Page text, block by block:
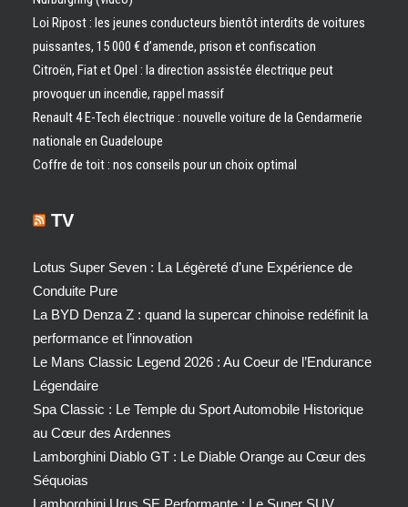
Loi Ripost : les jeunes conducteurs bientôt interdits de voitures
puissantes, 15 000 € d’amende, prison et confiscation
Citroën, Fiat et Opel : la direction assistée électrique peut
provoquer un incendie, rappel massif
Renault 4 E-Tech électrique : nouvelle voiture de la Gendarmerie
nationale en Guadeloupe
Coffre de toit : nos conseils pour un choix optimal
TV
Lotus Super Seven : La Légèreté d’une Expérience de
Conduite Pure
La BYD Denza Z : quand la supercar chinoise redéfinit la
performance et l’innovation
Le Mans Classic Legend 2026 : Au Coeur de l’Endurance
Légendaire
Spa Classic : Le Temple du Sport Automobile Historique
au Cœur des Ardennes
Lamborghini Diablo GT : Le Diable Orange au Cœur des
Séquoias
Lamborghini Urus SE Performante : Le Super SUV